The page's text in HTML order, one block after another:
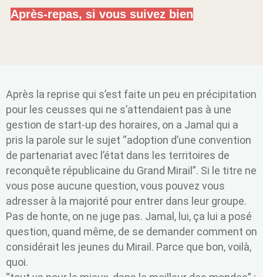
Après-repas, si vous suivez bien
Après la reprise qui s’est faite un peu en précipitation
pour les ceusses qui ne s’attendaient pas à une
gestion de start-up des horaires, on a Jamal qui a
pris la parole sur le sujet “adoption d’une convention
de partenariat avec l’état dans les territoires de
reconquête républicaine du Grand Mirail”. Si le titre ne
vous pose aucune question, vous pouvez vous
adresser à la majorité pour entrer dans leur groupe.
Pas de honte, on ne juge pas. Jamal, lui, ça lui a posé
question, quand même, de se demander comment on
considérait les jeunes du Mirail. Parce que bon, voilà,
quoi.